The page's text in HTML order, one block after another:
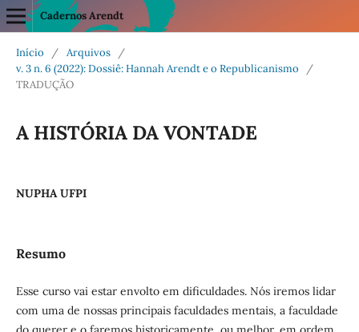
Cadernos Arendt
Início / Arquivos
/
v. 3 n. 6 (2022): Dossiê: Hannah Arendt e o Republicanismo
/
TRADUÇÃO
A HISTÓRIA DA VONTADE
NUPHA UFPI
Resumo
Esse curso vai estar envolto em dificuldades. Nós iremos lidar
com uma de nossas principais faculdades mentais, a faculdade